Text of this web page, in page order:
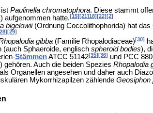
ist Paulinella chromatophora. Diese stammt
) aufgenommen hatte.[15][21]18][22][2]
bigelowii(Ordnung Coccolithophorida) hat
[29]
gibba(Familie Rhopalodiaceae)[30]
(auch Sphaeroide, englisch spheroid bodies),
StämmenATCC 51142[35][36] und PCC
gehören. Auch die beiden Spezies Rhopalodia
Organellen angesehen und daher auch
Mykorrhizapilzen zählende Geosiphon